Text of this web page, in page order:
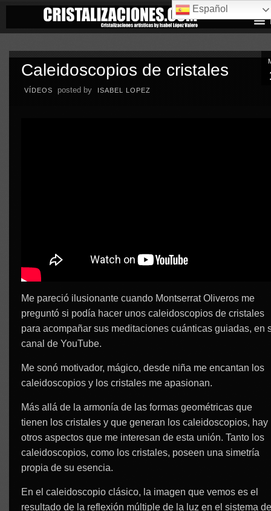
Caleidoscopios de cristales
VÍDEOS posted by ISABEL LOPEZ
Me pareció ilusionante cuando Montserrat Oliveros me
preguntó si podía hacer unos caleidoscopios de cristales
para acompañar sus meditaciones cuánticas guiadas, en
canal de YouTube.
Me sonó motivador, mágico, desde niña me encantan los
caleidoscopios y los cristales me apasionan.
Más allá de la armonía de las formas geométricas que
tienen los cristales y que generan los caleidoscopios, hay
otros aspectos que me interesan de esta unión. Tanto los
caleidoscopios, como los cristales, poseen una simetría
propia de su esencia.
En el caleidoscopio clásico, la imagen que vemos es el
resultado de la reflexión múltiple de la luz en el sistema de
Español